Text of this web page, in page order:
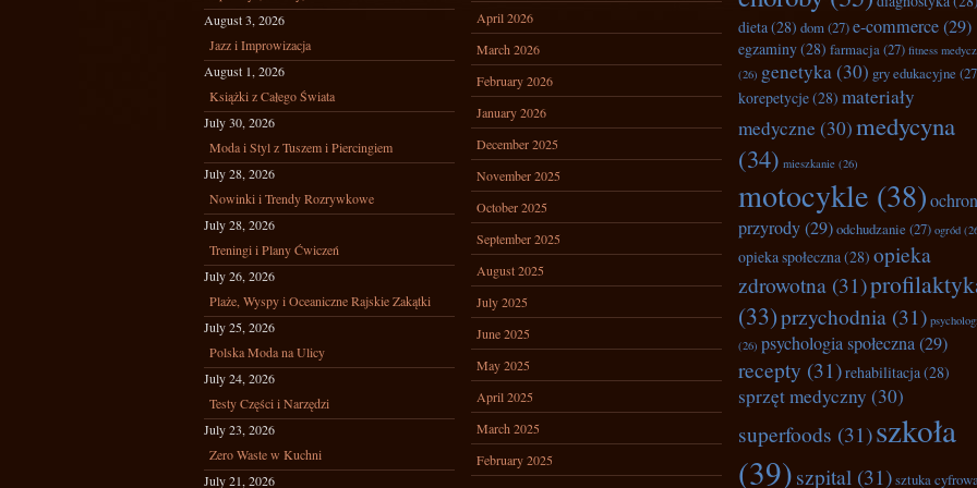
August 3, 2026
Jazz i Improwizacja
August 1, 2026
Książki z Całego Świata
July 30, 2026
Moda i Styl z Tuszem i Piercingiem
July 28, 2026
Nowinki i Trendy Rozrywkowe
July 28, 2026
Treningi i Plany Ćwiczeń
July 26, 2026
Plaże, Wyspy i Oceaniczne Rajskie Zakątki
July 25, 2026
Polska Moda na Ulicy
July 24, 2026
Testy Części i Narzędzi
July 23, 2026
Zero Waste w Kuchni
July 21, 2026
April 2026
March 2026
February 2026
January 2026
December 2025
November 2025
October 2025
September 2025
August 2025
July 2025
June 2025
May 2025
April 2025
March 2025
February 2025
dieta(28) dom(27)e-commerce(29)
egzaminy(28) farmacja(27) fitness
(26) genetyka(30) gry edukacyjne
korepetycje(28) materiały
medyczne (30)medycyna
(34) mieszkanie (26)
motocykle (38)
przyrody(29)odchudzanie (27) ogród
opieka społeczna(28) opieka
zdrowotna (31)
(33)przychodnia (31)
(26) psychologia społeczna(29)
recepty (31)rehabilitacja(28)
sprzęt medyczny (30)
superfoods (31)szkoła
(39)szpital (31)sztuka